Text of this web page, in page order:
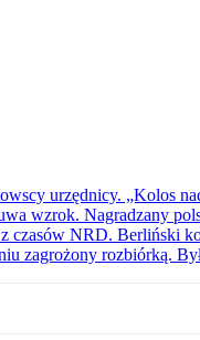
urzędnicy. „Kolos
wzrok. Nagradzany
czasów NRD. Berliński
zagrożony rozbiórką.